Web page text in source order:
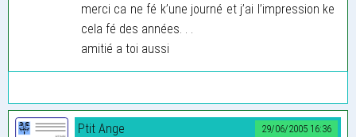
merci ca ne fé k’une journé et j’ai l’impression ke
cela fé des années. . .
amitié a toi aussi
29/06/2005 16:36
Ptit Ange